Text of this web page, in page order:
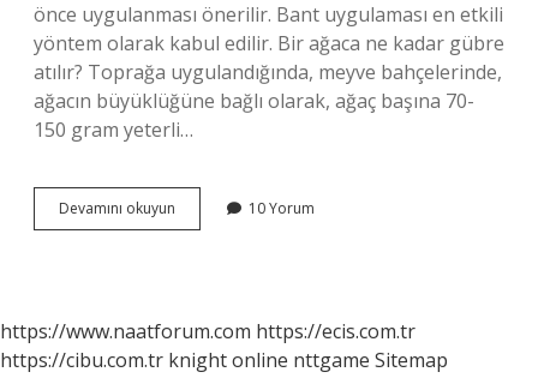
önce uygulanması önerilir. Bant uygulaması en etkili
yöntem olarak kabul edilir. Bir ağaca ne kadar gübre
atılır? Toprağa uygulandığında, meyve bahçelerinde,
ağacın büyüklüğüne bağlı olarak, ağaç başına 70-
150 gram yeterli…
Devamını okuyun
20
Kadar
Atılır
10 Yorum
https://www.naatforum.com https://ecis.com.tr
https://cibu.com.tr knight online nttgame Sitemap